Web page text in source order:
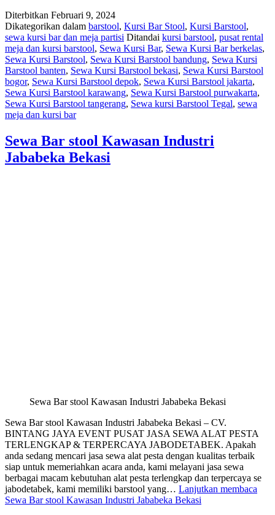
Diterbitkan Februari 9, 2024
Dikategorikan dalam barstool, Kursi Bar Stool, Kursi Barstool,
sewa kursi bar dan meja partisi Ditandai kursi barstool, pusat rental
meja dan kursi barstool, Sewa Kursi Bar, Sewa Kursi Bar berkelas,
Sewa Kursi Barstool, Sewa Kursi Barstool bandung, Sewa Kursi
Barstool banten, Sewa Kursi Barstool bekasi, Sewa Kursi Barstool
bogor, Sewa Kursi Barstool depok, Sewa Kursi Barstool jakarta,
Sewa Kursi Barstool karawang, Sewa Kursi Barstool purwakarta,
Sewa Kursi Barstool tangerang, Sewa kursi Barstool Tegal, sewa
meja dan kursi bar
Sewa Bar stool Kawasan Industri
Jababeka Bekasi
Sewa Bar stool Kawasan Industri Jababeka Bekasi
Sewa Bar stool Kawasan Industri Jababeka Bekasi – CV.
BINTANG JAYA EVENT PUSAT JASA SEWA ALAT PESTA
TERLENGKAP & TERPERCAYA JABODETABEK. Apakah
anda sedang mencari jasa sewa alat pesta dengan kualitas terbaik
siap untuk memeriahkan acara anda, kami melayani jasa sewa
berbagai macam kebutuhan alat pesta terlengkap dan terpercaya se
jabodetabek, kami memiliki barstool yang… Lanjutkan membaca
Sewa Bar stool Kawasan Industri Jababeka Bekasi